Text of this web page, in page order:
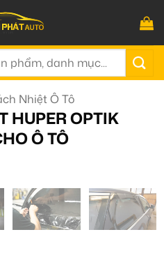
Nhiệt Ô Tô
HUPER OPTIK
Ô TÔ